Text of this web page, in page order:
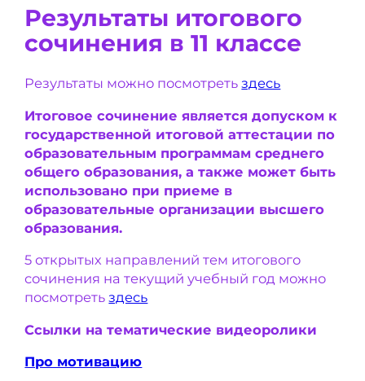
Результаты итогового
сочинения в 11 классе
Результаты можно посмотретьздесь
Итоговое сочинение является допуском к
государственной итоговой аттестации по
образовательным программам среднего
общего образования, а также может быть
использовано при приеме в
образовательные организации высшего
образования.
5 открытых направлений тем итогового
сочинения на текущий учебный год можно
посмотретьздесь
Ссылки на тематические видеоролики
Про мотивацию